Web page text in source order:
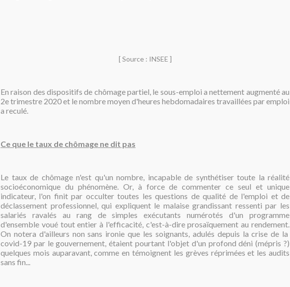
[ Source : INSEE ]
En raison des dispositifs de chômage partiel, le sous-emploi a nettement augmenté au
2e trimestre 2020 et le nombre moyen d'heures hebdomadaires travaillées par emploi
a reculé.
Ce que le taux de chômage ne dit pas
Le taux de chômage n'est qu'un nombre, incapable de synthétiser toute la réalité
socioéconomique du phénomène. Or, à force de commenter ce seul et unique
indicateur, l'on finit par occulter toutes les questions de qualité de l'emploi et de
déclassement professionnel, qui expliquent le malaise grandissant ressenti par les
salariés ravalés au rang de simples exécutants numérotés d'un programme
d'ensemble voué tout entier à l'efficacité, c'est-à-dire prosaïquement au rendement.
On notera d'ailleurs non sans ironie que les soignants, adulés depuis la crise de la
covid-19 par le gouvernement, étaient pourtant l'objet d'un profond déni (mépris ?)
quelques mois auparavant, comme en témoignent les grèves réprimées et les audits
sans fin...